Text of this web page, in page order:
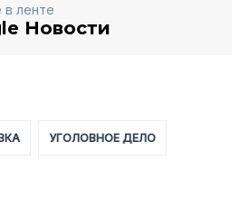
в ленте
Новости
УГОЛОВНОЕ ДЕЛО